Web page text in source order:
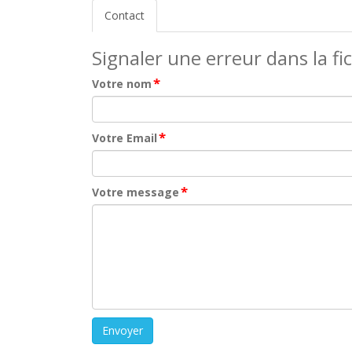
Contact
Signaler une erreur dans la
Votre nom*
Votre Email*
Votre message*